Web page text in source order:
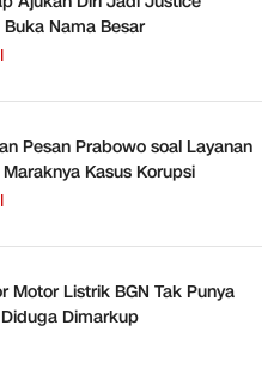
Nama Besar
Pesan Prabowo soal Layanan
Kasus Korupsi
Motor Listrik BGN Tak Punya
Dimarkup